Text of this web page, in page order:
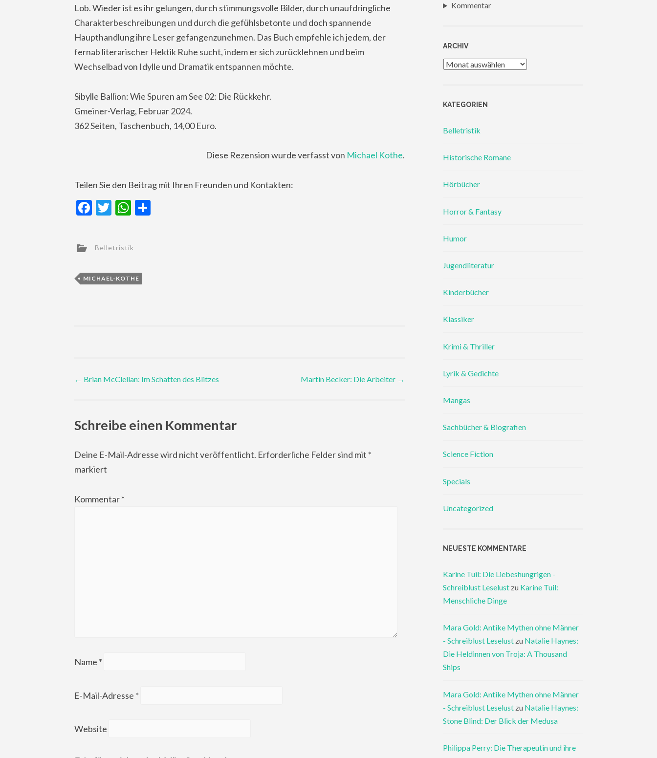
Lob. Wieder ist es ihr gelungen, durch stimmungsvolle Bilder, durch unaufdringliche
Charakterbeschreibungen und durch die gefühlsbetonte und doch spannende
Haupthandlung ihre Leser gefangenzunehmen. Das Buch empfehle ich jedem, der
fernab literarischer Hektik Ruhe sucht, indem er sich zurücklehnen und beim
Wechselbad von Idylle und Dramatik entspannen möchte.
Sibylle Ballion: Wie Spuren am See 02: Die Rückkehr.
Gmeiner-Verlag, Februar 2024.
362 Seiten, Taschenbuch, 14,00 Euro.
Diese Rezension wurde verfasst von Michael Kothe.
Teilen Sie den Beitrag mit Ihren Freunden und Kontakten:
Facebook
TwitterWhatsApp
Belletristik
MICHAEL-KOTHE
Post
← Brian McClellan: Im Schatten des Blitzes Martin Becker: Die Arbeiter →
Schreibe einen Kommentar
Deine E-Mail-Adresse wird nicht veröffentlicht. Erforderliche Felder sind mit *
markiert
Kommentar*
Name *
E-Mail-Adresse *
Website
Kommentar
ARCHIV
Archiv
KATEGORIEN
Belletristik
Historische Romane
Hörbücher
Horror & Fantasy
Humor
Jugendliteratur
Kinderbücher
Klassiker
Krimi & Thriller
Lyrik & Gedichte
Mangas
Sachbücher & Biografien
Science Fiction
Specials
Uncategorized
NEUESTE KOMMENTARE
Karine Tuil: Die Liebeshungrigen -
Schreiblust Leselust zu Karine Tuil:
Menschliche Dinge
Mara Gold: Antike Mythen ohne Männer
- Schreiblust Leselust zu Natalie Haynes:
Die Heldinnen von Troja: A Thousand
Ships
Mara Gold: Antike Mythen ohne Männer
- Schreiblust Leselust zu Natalie Haynes:
Stone Blind: Der Blick der Medusa
Philippa Perry: Die Therapeutin und ihre